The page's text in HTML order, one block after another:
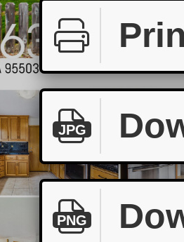
JPG
PNG